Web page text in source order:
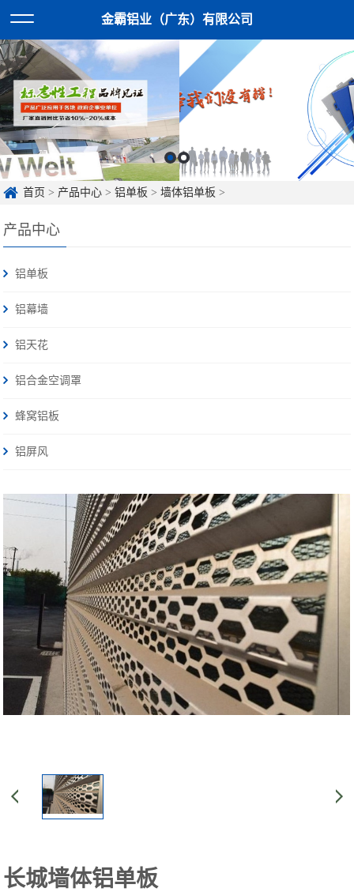
金霸铝业（广东）有限公司
首页 > 产品中心 >铝单板 >墙体铝单板 >
产品中心
铝单板
铝幕墙
铝天花
铝合金空调罩
蜂窝铝板
铝屏风
长城墙体铝单板